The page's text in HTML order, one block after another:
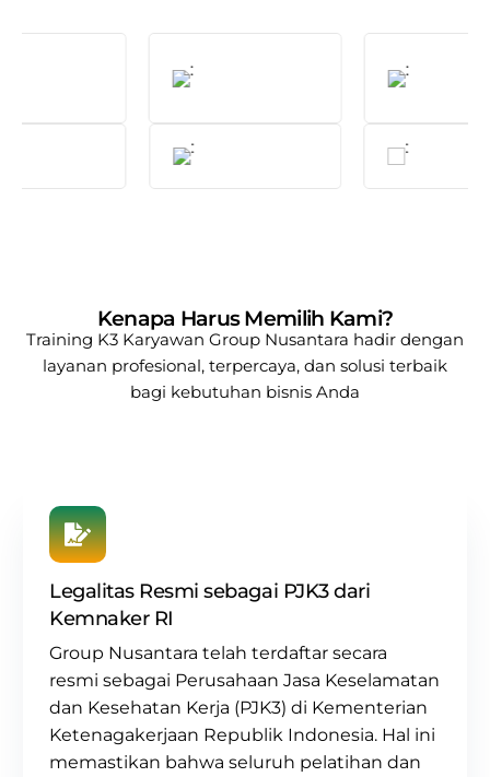
Kenapa Harus Memilih Kami?
Training K3 Karyawan Group Nusantara hadir dengan
layanan profesional, terpercaya, dan solusi terbaik
bagi kebutuhan bisnis Anda
Legalitas Resmi sebagai PJK3 dari
Kemnaker RI
Group Nusantara telah terdaftar secara
resmi sebagai Perusahaan Jasa Keselamatan
dan Kesehatan Kerja (PJK3) di Kementerian
Ketenagakerjaan Republik Indonesia. Hal ini
memastikan bahwa seluruh pelatihan dan